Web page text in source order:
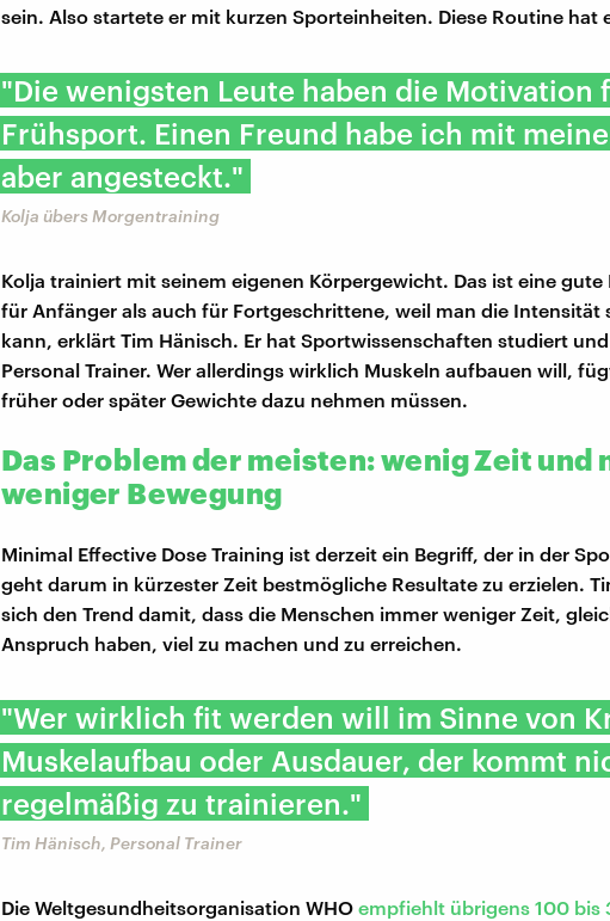
sein. Also startete er mit kurzen Sporteinheiten. Diese Routine hat
"Die wenigsten Leute haben die Motivation
Frühsport. Einen Freund habe ich mit
aber angesteckt."
Kolja übers Morgentraining
Kolja trainiert mit seinem eigenen Körpergewicht. Das ist eine
für Anfänger als auch für Fortgeschrittene, weil man die Intensität
kann, erklärt Tim Hänisch. Er hat Sportwissenschaften studiert
Personal Trainer. Wer allerdings wirklich Muskeln aufbauen will,
früher oder später Gewichte dazu nehmen müssen.
Das Problem der meisten: wenig Zeit und
weniger Bewegung
Minimal Effective Dose Training ist derzeit ein Begriff, der in der
geht darum in kürzester Zeit bestmögliche Resultate zu erzielen.
sich den Trend damit, dass die Menschen immer weniger Zeit,
Anspruch haben, viel zu machen und zu erreichen.
"Wer wirklich fit werden will im Sinne von
Muskelaufbau oder Ausdauer, der kommt
regelmäßig zu trainieren."
Tim Hänisch, Personal Trainer
Die Weltgesundheitsorganisation WHO empfiehlt übrigens 100 bis